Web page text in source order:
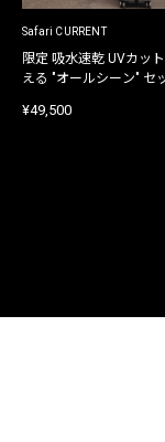
Safari CURRENT
限定 吸水速乾 UVカッ
える "オールシーン" セ
¥49,500